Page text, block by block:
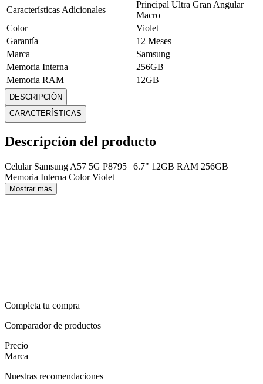
Características Adicionales
Principal Ultra Gran Angular
Macro
Color
Violet
Garantía
12 Meses
Marca
Samsung
Memoria Interna
256GB
Memoria RAM
12GB
Modelo
Modelo del procesador
Peso
Resolución de cámara frontal
Resolución de cámara trasera
principal
Resolución de pantalla
DESCRIPCIÓN
CARACTERÍSTICAS
Descripción del producto
Celular Samsung A57 5G P8795 | 6.7" 12GB RAM 256GB
Memoria Interna Color Violet
Mostrar más
Completa tu compra
Comparador de productos
Precio
Marca
Nuestras recomendaciones